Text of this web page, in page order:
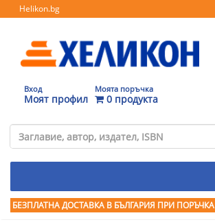
Helikon.bg
Вход
Моят профил
Моята поръчка
0 продукта
БЕЗПЛАТНА ДОСТАВКА В БЪЛГАРИЯ ПРИ ПОРЪЧКА